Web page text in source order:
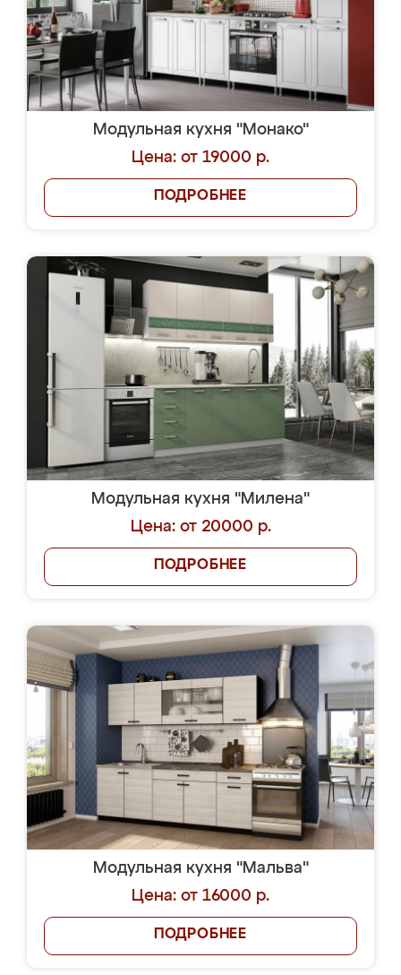
Модульная кухня "Монако"
Цена: от 19000 р.
ПОДРОБНЕЕ
Модульная кухня "Милена"
Цена: от 20000 р.
ПОДРОБНЕЕ
Модульная кухня "Мальва"
Цена: от 16000 р.
ПОДРОБНЕЕ